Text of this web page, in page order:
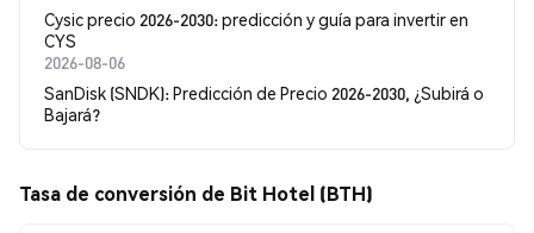
Cysic precio 2026-2030: predicción y guía para invertir en
CYS
2026-08-06
SanDisk (SNDK): Predicción de Precio 2026-2030, ¿Subirá o
Bajará?
Tasa de conversión de Bit Hotel (BTH)